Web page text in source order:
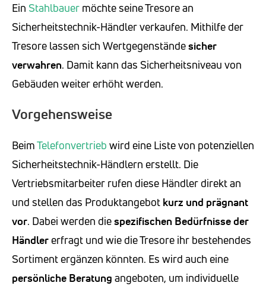
Ein Stahlbauer möchte seine Tresore an
Sicherheitstechnik-Händler verkaufen. Mithilfe der
Tresore lassen sich Wertgegenständesicher
verwahren. Damit kann das Sicherheitsniveau von
Gebäuden weiter erhöht werden.
Vorgehensweise
BeimTelefonvertrieb wird eine Liste von potenziellen
Sicherheitstechnik-Händlern erstellt. Die
Vertriebsmitarbeiter rufen diese Händler direkt an
und stellen das Produktangebot kurz und prägnant
vor. Dabei werden diespezifischen Bedürfnisse der
Händler erfragt und wie die Tresore ihr bestehendes
Sortiment ergänzen könnten. Es wird auch eine
persönliche Beratung angeboten, um individuelle